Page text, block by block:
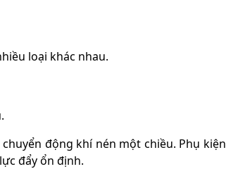
loại khác nhau.
động khí nén một chiều. Phụ kiện
đẩy ổn định.